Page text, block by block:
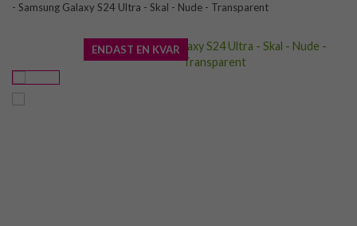
- Samsung Galaxy S24 Ultra - Skal - Nude - Transparent
ENDAST EN KVAR